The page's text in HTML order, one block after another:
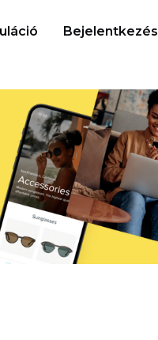
Bejelentkezés